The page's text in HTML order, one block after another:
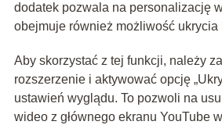
dodatek pozwala na personalizację
obejmuje również możliwość ukrycia
Aby skorzystać z tej funkcji, należy
rozszerzenie i aktywować opcję
ustawień wyglądu. To pozwoli na
wideo z głównego ekranu YouTube